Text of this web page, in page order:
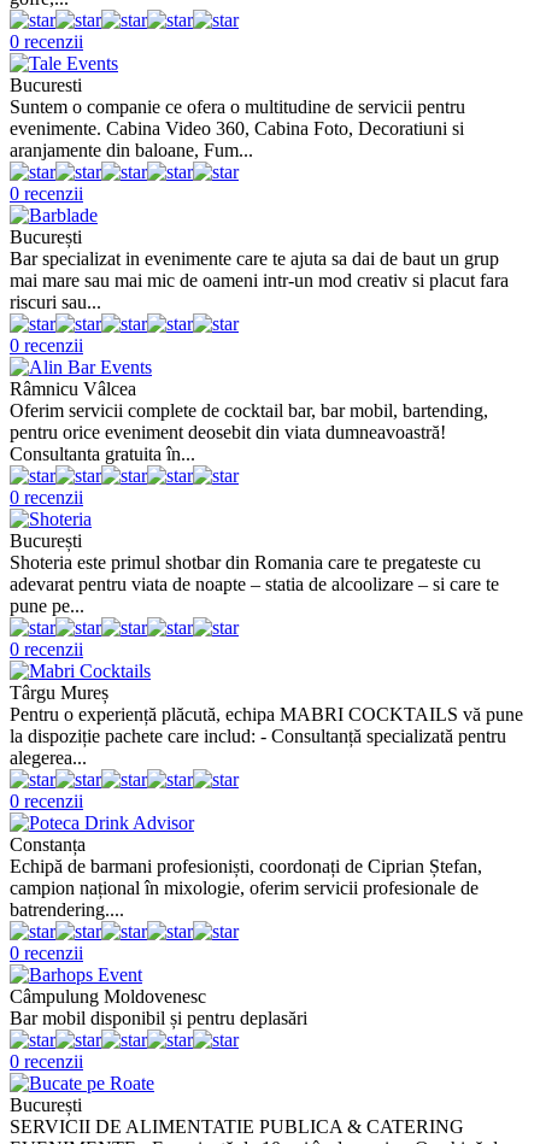
0 recenzii
Bucuresti
Suntem o companie ce ofera o multitudine de servicii pentru
evenimente. Cabina Video 360, Cabina Foto, Decoratiuni si
aranjamente din baloane, Fum...
0 recenzii
București
Bar specializat in evenimente care te ajuta sa dai de baut un grup
mai mare sau mai mic de oameni intr-un mod creativ si placut fara
riscuri sau...
0 recenzii
Râmnicu Vâlcea
Oferim servicii complete de cocktail bar, bar mobil, bartending,
pentru orice eveniment deosebit din viata dumneavoastră!
Consultanta gratuita în...
0 recenzii
București
Shoteria este primul shotbar din Romania care te pregateste cu
adevarat pentru viata de noapte – statia de alcoolizare – si care te
pune pe...
0 recenzii
Târgu Mureș
Pentru o experiență plăcută, echipa MABRI COCKTAILS vă pune
la dispoziție pachete care includ: - Consultanță specializată pentru
alegerea...
0 recenzii
Constanța
Echipă de barmani profesioniști, coordonați de Ciprian Ștefan,
campion național în mixologie, oferim servicii profesionale de
batrendering....
0 recenzii
Câmpulung Moldovenesc
Bar mobil disponibil și pentru deplasări
0 recenzii
București
SERVICII DE ALIMENTATIE PUBLICA & CATERING